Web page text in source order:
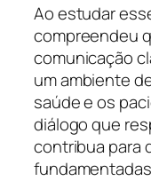
Ao estudar
compreendeu
comunicação
um ambiente
saúde e os
diálogo que
contribua para